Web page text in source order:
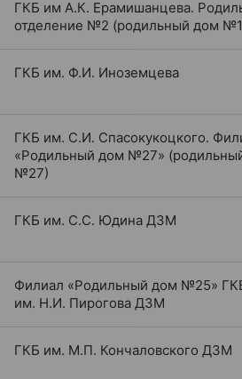
ГКБ им А.К. Ерамишанцева.
отделение №2 (родильный дом
ГКБ им. Ф.И. Иноземцева
ГКБ им. С.И. Спасокукоцкого.
«Родильный дом №27»
№27)
ГКБ им. С.С. Юдина ДЗМ
Филиал «Родильный дом №25»
им. Н.И. Пирогова ДЗМ
ГКБ им. М.П. Кончаловского ДЗМ